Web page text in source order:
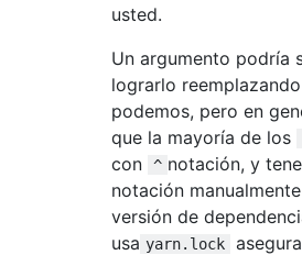
usted.
Un argumento podría
lograrlo reemplazando
podemos, pero en
que la mayoría de los
con
^ notación, y
notación
versión de
usa yarn.lock